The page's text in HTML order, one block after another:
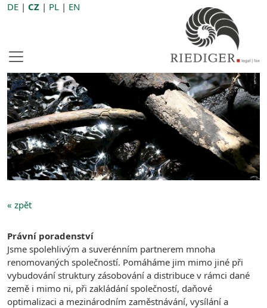
DE | CZ | PL | EN
« zpět
Právní poradenství
Jsme spolehlivým a suverénním partnerem mnoha
renomovaných společností. Pomáháme jim mimo jiné při
vybudování struktury zásobování a distribuce v rámci dané
země i mimo ni, při zakládání společností, daňové
optimalizaci a mezinárodním zaměstnávání, vysílání a